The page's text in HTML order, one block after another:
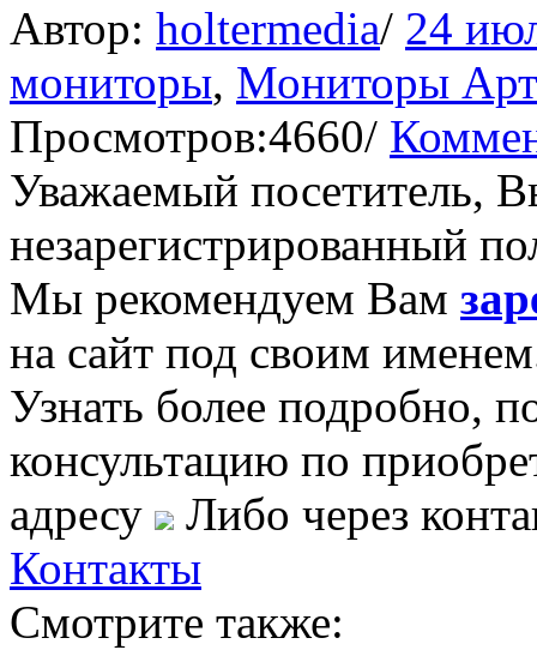
Автор: holtermedia/ 24
мониторы, Мониторы
Просмотров:4660/
Уважаемый посетитель,
незарегистрированный
Мы рекомендуем Вам
на сайт под своим
Узнать более подробно,
консультацию по
адресу
Либо через
Контакты
Смотрите также: